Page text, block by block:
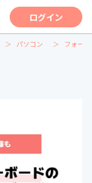
ログイン
パソコン フォー